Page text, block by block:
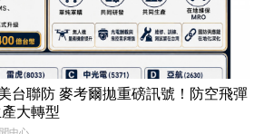
台聯防 麥考爾拋重磅訊號！防空飛彈
大轉型